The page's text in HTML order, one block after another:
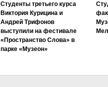
Студенты третьего курса
Виктория Курицина и
Андрей Трифонов
выступили на фестивале
«Пространство Слова» в
парке «Музеон»